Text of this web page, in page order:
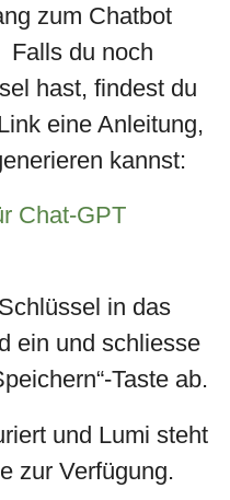
zum Chatbot
Falls du noch
hast, findest du
eine Anleitung,
kannst:
Chat-GPT
in das
ein und schliesse
Taste ab.
und Lumi steht
zur Verfügung.